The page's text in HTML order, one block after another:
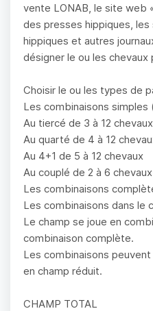
vente LONAB, le site web
des presses hippiques, les
hippiques et autres
désigner le ou les chevaux
Choisir le ou les types de
Les combinaisons simples
Au tiercé de 3 à 12
Au quarté de 4 à 12
Au 4+1 de 5 à 12 chevaux
Au couplé de 2 à 6
Les combinaisons
Les combinaisons dans le
Le champ se joue en
combinaison complète.
Les combinaisons
en champ réduit.
CHAMP TOTAL